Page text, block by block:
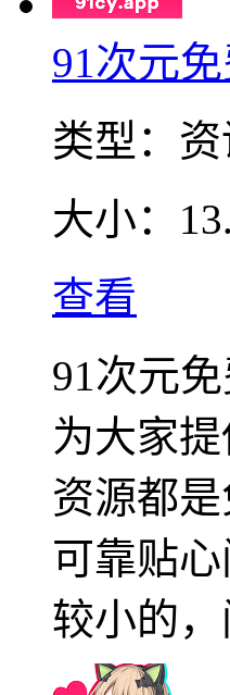
91次元
类型：
大小：
查看
91次元
为大家
资源都
可靠贴
较小的